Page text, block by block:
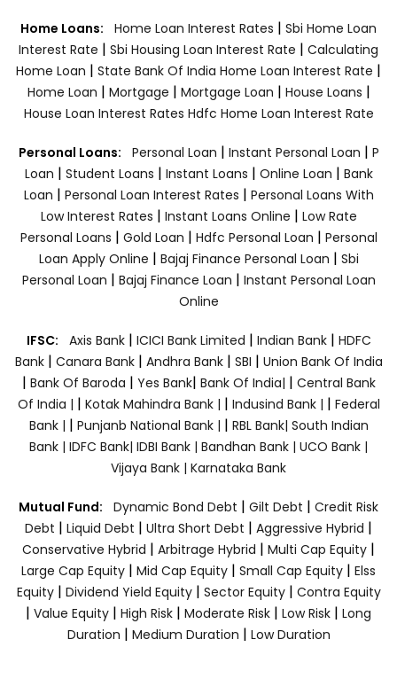
Home Loans: Home Loan Interest Rates | Sbi Home Loan
Interest Rate | Sbi Housing Loan Interest Rate | Calculating
Home Loan | State Bank Of India Home Loan Interest Rate |
Home Loan | Mortgage | Mortgage Loan | House Loans |
House Loan Interest Rates Hdfc Home Loan Interest Rate
Personal Loans: Personal Loan | Instant Personal Loan | P
Loan | Student Loans | Instant Loans | Online Loan | Bank
Loan | Personal Loan Interest Rates | Personal Loans With
Low Interest Rates | Instant Loans Online | Low Rate
Personal Loans | Gold Loan | Hdfc Personal Loan | Personal
Loan Apply Online | Bajaj Finance Personal Loan | Sbi
Personal Loan | Bajaj Finance Loan | Instant Personal Loan
Online
IFSC: Axis Bank | ICICI Bank Limited | Indian Bank | HDFC
Bank| Canara Bank | Andhra Bank| SBI | Union Bank Of India
| Bank Of Baroda | Yes Bank| Bank Of India| | Central Bank
Of India | | Kotak Mahindra Bank | | Indusind Bank | | Federal
Bank | | Punjanb National Bank | | RBL Bank| South Indian
Bank | IDFC Bank| IDBI Bank | Bandhan Bank | UCO Bank |
Vijaya Bank | Karnataka Bank
Mutual Fund: Dynamic Bond Debt | Gilt Debt | Credit Risk
Debt | Liquid Debt | Ultra Short Debt | Aggressive Hybrid |
Conservative Hybrid | Arbitrage Hybrid | Multi Cap Equity |
Large Cap Equity | Mid Cap Equity | Small Cap Equity | Elss
Equity| Dividend Yield Equity| Sector Equity | Contra Equity
| Value Equity | High Risk | Moderate Risk | Low Risk | Long
Duration | Medium Duration | Low Duration